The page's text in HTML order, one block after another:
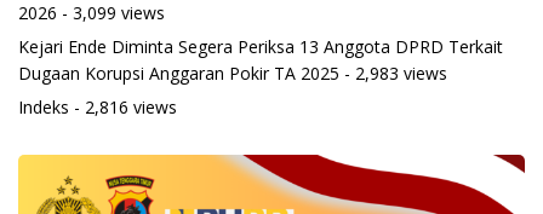
2026 - 3,099 views
Kejari Ende Diminta Segera Periksa 13 Anggota DPRD Terkait
Dugaan Korupsi Anggaran Pokir TA 2025 - 2,983 views
Indeks - 2,816 views